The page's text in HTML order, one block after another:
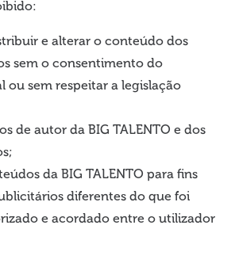
e alterar o conteúdo dos
sem o consentimento do
ou sem respeitar a legislação
de autor da BIG TALENTO e dos
da BIG TALENTO para fins
diferentes do que foi
e acordado entre o utilizador